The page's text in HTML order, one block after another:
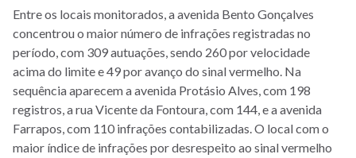
Entre os locais monitorados, a avenida Bento Gonçalves
concentrou o maior número de infrações registradas no
período, com 309 autuações, sendo 260 por velocidade
acima do limite e 49 por avanço do sinal vermelho. Na
sequência aparecem a avenida Protásio Alves, com 198
registros, a rua Vicente da Fontoura, com 144, e a avenida
Farrapos, com 110 infrações contabilizadas. O local com o
maior índice de infrações por desrespeito ao sinal vermelho